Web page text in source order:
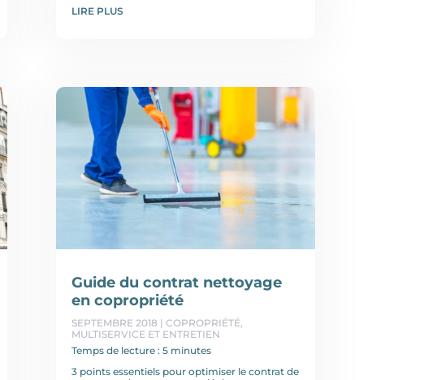
LIRE PLUS
Guide du contrat nettoyage
en copropriété
SEPTEMBRE 2018 | COPROPRIÉTÉ,
MULTISERVICE ET ENTRETIEN
Temps de lecture : 5 minutes
3 points essentiels pour optimiser le contrat de